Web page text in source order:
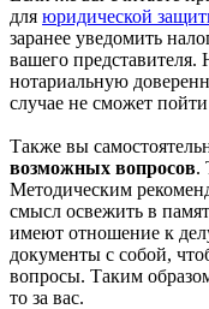
для юридической
заранее уведомить
вашего представителя.
нотариальную
случае не сможет
Также вы
возможных вопросов.
Методическим
смысл освежить в
имеют отношение к
документы с собой,
вопросы. Таким
то за вас.